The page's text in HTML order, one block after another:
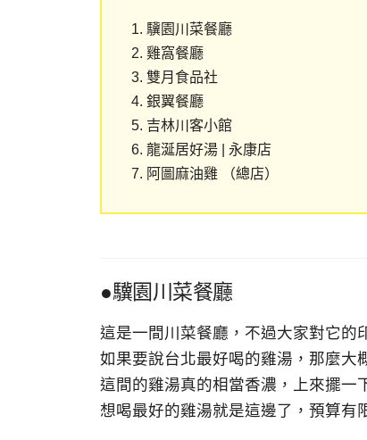
驥園川菜餐廳
雞窩餐廳
雙月食品社
銀翼餐廳
吉林川客小館
龍涎居好湯 | 永康店
阿圖麻油雞 （總店）
●驥園川菜餐廳
這是一間川菜餐廳，不過大家對它的
如果要說台北最好喝的雞湯，那麼大
這間的雞湯真的相當香濃，上來擺一
想喝最好的雞湯就是這邊了，預算有